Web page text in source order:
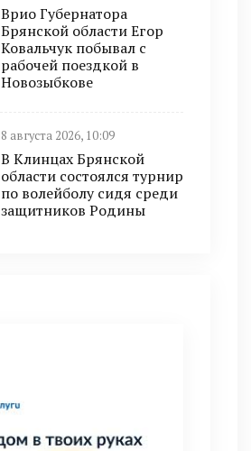
Врио Губернатора
Брянской области Егор
Ковальчук побывал с
рабочей поездкой в
Новозыбкове
8 августа 2026, 10:09
В Клинцах Брянской
области состоялся турнир
по волейболу сидя среди
защитников Родины